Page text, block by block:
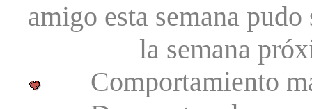
amigo esta semana
la semana
Comportamiento